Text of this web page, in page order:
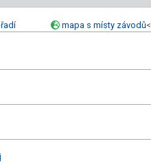
mapa s místy závodů<